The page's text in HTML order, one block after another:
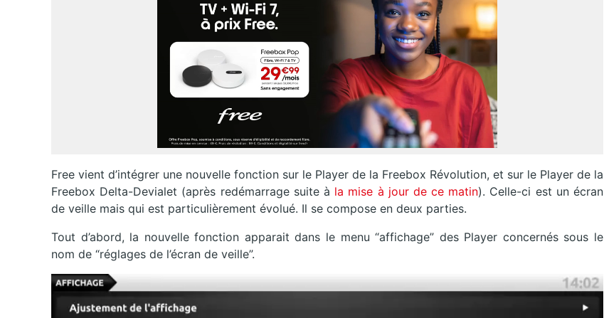
Free vient d’intégrer une nouvelle fonction sur le Player de la Freebox Révolution, et sur le Player de la
Freebox Delta-Devialet (après redémarrage suite à la mise à jour de ce matin). Celle-ci est un écran
de veille mais qui est particulièrement évolué. Il se compose en deux parties.
Tout d’abord, la nouvelle fonction apparait dans le menu “affichage” des Player concernés sous le
nom de “réglages de l’écran de veille”.